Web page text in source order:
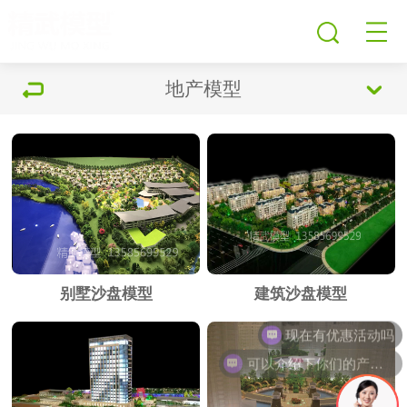
地产模型
别墅沙盘模型 建筑沙盘模型
现在有优惠活动吗